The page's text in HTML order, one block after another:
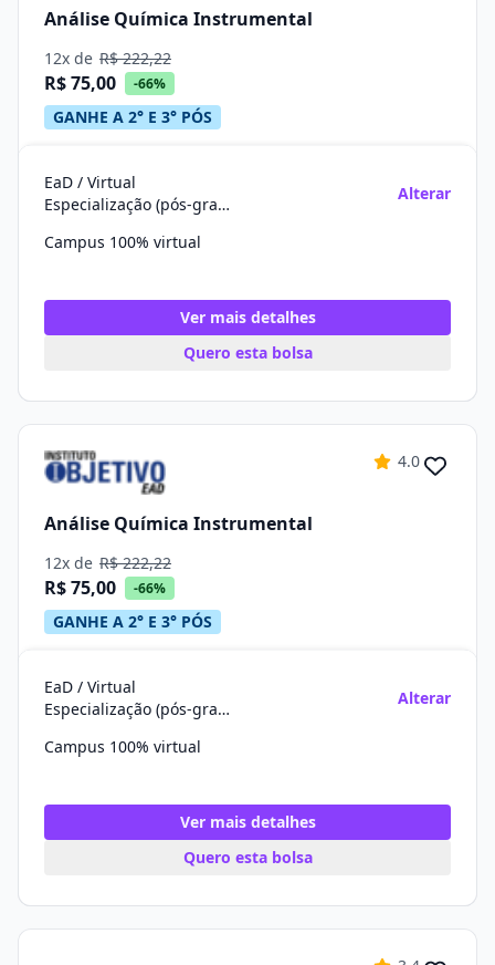
Análise Química Instrumental
12x de R$ 222,22
R$ 75,00 -66%
GANHE A 2° E 3° PÓS
EaD / Virtual
Especialização (pós-graduação)
Alterar
Campus 100% virtual
Ver mais detalhes
Quero esta bolsa
4.0
Análise Química Instrumental
12x de R$ 222,22
R$ 75,00 -66%
GANHE A 2° E 3° PÓS
EaD / Virtual
Especialização (pós-graduação)
Alterar
Campus 100% virtual
Ver mais detalhes
Quero esta bolsa